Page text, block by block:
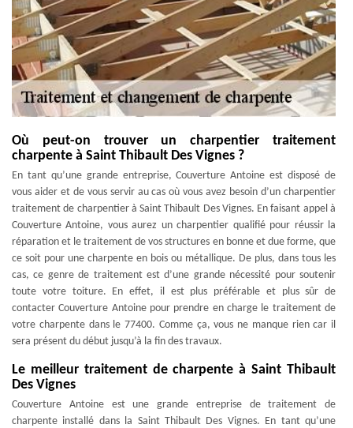
Où peut-on trouver un charpentier traitement
charpente à Saint Thibault Des Vignes ?
En tant qu’une grande entreprise, Couverture Antoine est disposé de
vous aider et de vous servir au cas où vous avez besoin d’un charpentier
traitement de charpentier à Saint Thibault Des Vignes. En faisant appel à
Couverture Antoine, vous aurez un charpentier qualifié pour réussir la
réparation et le traitement de vos structures en bonne et due forme, que
ce soit pour une charpente en bois ou métallique. De plus, dans tous les
cas, ce genre de traitement est d’une grande nécessité pour soutenir
toute votre toiture. En effet, il est plus préférable et plus sûr de
contacter Couverture Antoine pour prendre en charge le traitement de
votre charpente dans le 77400. Comme ça, vous ne manque rien car il
sera présent du début jusqu’à la fin des travaux.
Le meilleur traitement de charpente à Saint Thibault
Des Vignes
Couverture Antoine est une grande entreprise de traitement de
charpente installé dans la Saint Thibault Des Vignes. En tant qu’une